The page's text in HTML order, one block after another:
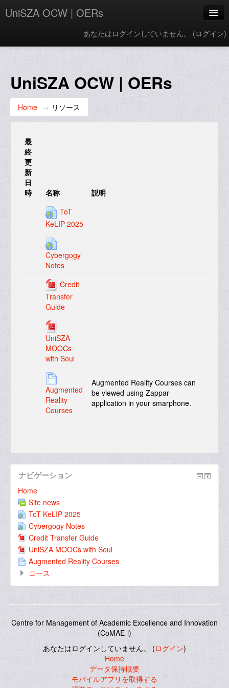
UniSZA OCW | OERs
あなたはログインしていません。 (ログイン)
UniSZA Website
UniSZA OCW | OERs
Home → リソース
最
終
更
新
日
時
名称
説明
ToT
KeLIP 2025
Cybergogy
Notes
Credit
Transfer
Guide
UniSZA
MOOCs
with Soul
Augmented
Reality
Courses
Augmented Reality Courses can
be viewed using Zappar
application in your smarphone.
ナビゲーション
Home
Site news
ToT KeLIP 2025
Cybergogy Notes
Credit Transfer Guide
UniSZA MOOCs with Soul
Augmented Reality Courses
コース
Centre for Management of Academic Excellence and Innovation
(CoMAE-i)
あなたはログインしていません。 (ログイン)
Home
データ保持概要
モバイルアプリを取得する